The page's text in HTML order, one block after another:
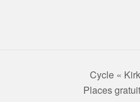
Cycle «
Places